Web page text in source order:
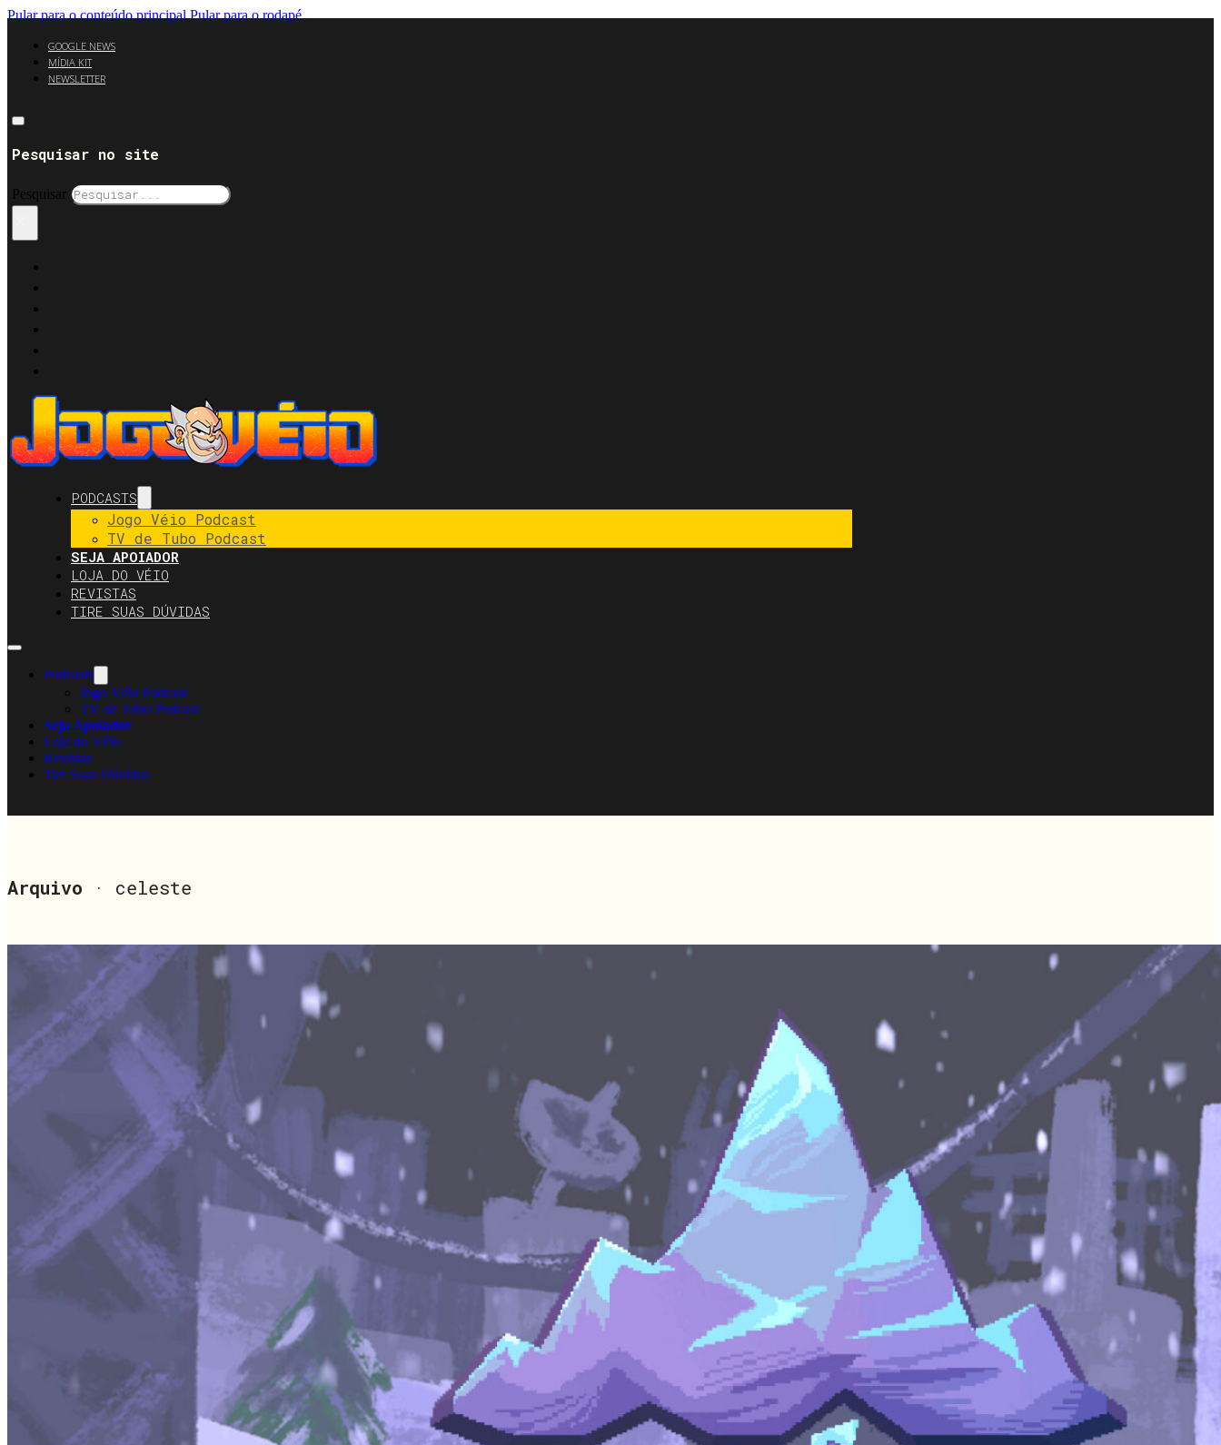
Pular para o conteúdo principal Pular para o rodapé
GOOGLE NEWS
MÍDIA KIT
NEWSLETTER
Pesquisar no site
Pesquisar
PODCASTS
Jogo Véio Podcast
TV de Tubo Podcast
SEJA APOIADOR
LOJA DO VÉIO
REVISTAS
TIRE SUAS DÚVIDAS
Podcasts
Jogo Véio Podcast
TV de Tubo Podcast
Seja Apoiador
Loja do Véio
Revistas
Tire Suas Dúvidas
Arquivo · celeste